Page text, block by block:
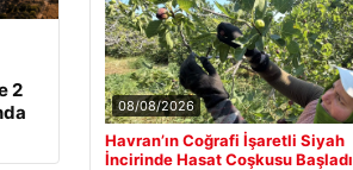
2
08/08/2026
Havran’ın Coğrafi İşaretli Siyah
İncirinde Hasat Coşkusu Başladı